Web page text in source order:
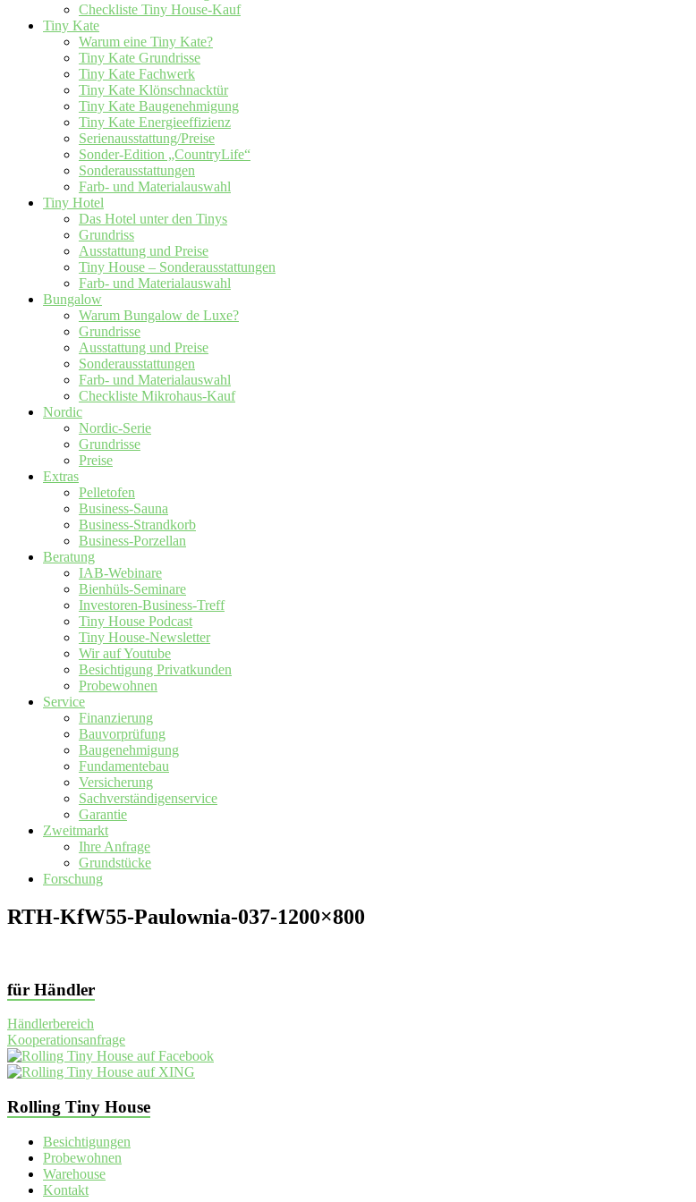
Checkliste Tiny House-Kauf
Tiny Kate
Warum eine Tiny Kate?
Tiny Kate Grundrisse
Tiny Kate Fachwerk
Tiny Kate Klönschnacktür
Tiny Kate Baugenehmigung
Tiny Kate Energieeffizienz
Serienausstattung/Preise
Sonder-Edition „CountryLife“
Sonderausstattungen
Farb- und Materialauswahl
Tiny Hotel
Das Hotel unter den Tinys
Grundriss
Ausstattung und Preise
Tiny House – Sonderausstattungen
Farb- und Materialauswahl
Bungalow
Warum Bungalow de Luxe?
Grundrisse
Ausstattung und Preise
Sonderausstattungen
Farb- und Materialauswahl
Checkliste Mikrohaus-Kauf
Nordic
Nordic-Serie
Grundrisse
Preise
Extras
Pelletofen
Business-Sauna
Business-Strandkorb
Business-Porzellan
Beratung
IAB-Webinare
Bienhüls-Seminare
Investoren-Business-Treff
Tiny House Podcast
Tiny House-Newsletter
Wir auf Youtube
Besichtigung Privatkunden
Probewohnen
Service
Finanzierung
Bauvorprüfung
Baugenehmigung
Fundamentebau
Versicherung
Sachverständigenservice
Garantie
Zweitmarkt
Ihre Anfrage
Grundstücke
Forschung
RTH-KfW55-Paulownia-037-1200×800
für Händler
Händlerbereich
Kooperationsanfrage
Rolling Tiny House
Besichtigungen
Probewohnen
Warehouse
Kontakt